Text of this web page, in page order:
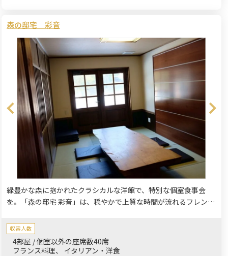
森の邸宅 彩音
緑豊かな森に抱かれたクラシカルな洋館で、特別な個室食事会
を。「森の邸宅 彩音」は、穏やかで上質な時間が流れるフレンチ
グからは、四季折々の美しい庭園が広がり、訪れる人々を魅了し
ます。
収容人数
4部屋 / 個室以外の座席数40席
フランス料理
イタリアン・洋食